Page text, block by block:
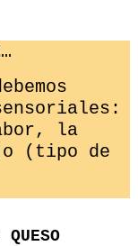
…
la
(tipo de